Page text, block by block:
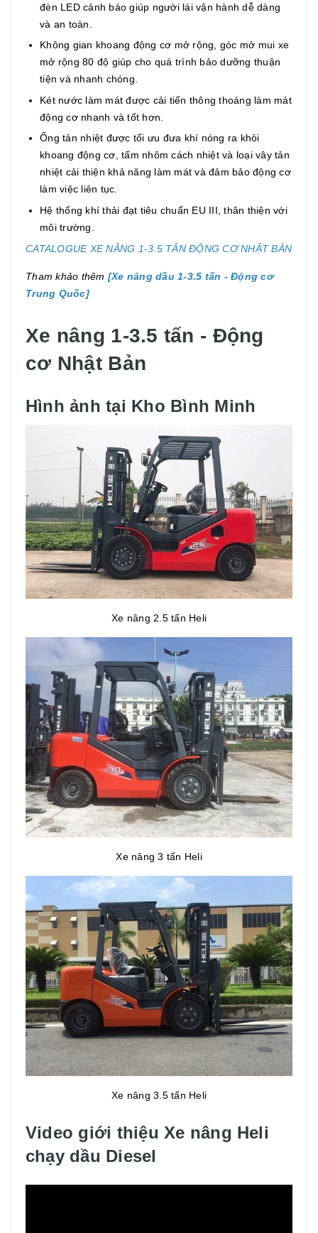
đèn LED cảnh báo giúp người lái vận hành dễ dàng
và an toàn.
Không gian khoang động cơ mở rộng, góc mở mui xe
mở rộng 80 độ giúp cho quá trình bảo dưỡng thuận
tiện và nhanh chóng.
Két nước làm mát được cải tiến thông thoáng làm mát
động cơ nhanh và tốt hơn.
Ống tản nhiệt được tối ưu đưa khí nóng ra khỏi
khoang động cơ, tấm nhôm cách nhiệt và loại vây tản
nhiệt cải thiện khả năng làm mát và đảm bảo động cơ
làm việc liên tục.
Hệ thống khí thải đạt tiêu chuẩn EU III, thân thiện với
môi trường.
CATALOGUE XE NÂNG 1-3.5 TẤN ĐỘNG CƠ NHẬT BẢN
Tham khảo thêm [Xe nâng dầu 1-3.5 tấn - Động cơ
Trung Quốc]
Xe nâng 1-3.5 tấn - Động
cơ Nhật Bản
Hình ảnh tại Kho Bình Minh
Xe nâng 2.5 tấn Heli
Xe nâng 3 tấn Heli
Xe nâng 3.5 tấn Heli
Video giới thiệu Xe nâng Heli
chạy dầu Diesel